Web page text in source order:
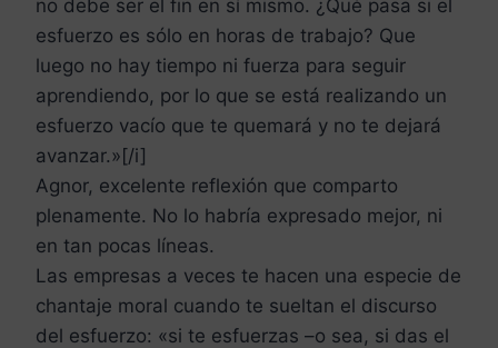
no debe ser el fin en sí mismo. ¿Qué pasa si el
esfuerzo es sólo en horas de trabajo? Que
luego no hay tiempo ni fuerza para seguir
aprendiendo, por lo que se está realizando un
esfuerzo vacío que te quemará y no te dejará
avanzar.»[/i]
Agnor, excelente reflexión que comparto
plenamente. No lo habría expresado mejor, ni
en tan pocas líneas.
Las empresas a veces te hacen una especie de
chantaje moral cuando te sueltan el discurso
del esfuerzo: «si te esfuerzas –o sea, si das el